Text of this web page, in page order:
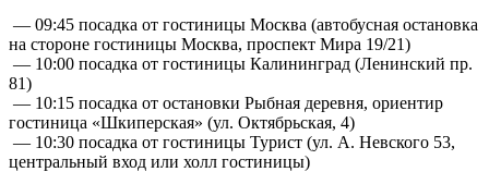
— 09:45 посадка от гостиницы Москва (автобусная остановка
на стороне гостиницы Москва, проспект Мира 19/21)
— 10:00 посадка от гостиницы Калининград (Ленинский пр.
81)
— 10:15 посадка от остановки Рыбная деревня, ориентир
гостиница «Шкиперская» (ул. Октябрьская, 4)
— 10:30 посадка от гостиницы Турист (ул. А. Невского 53,
центральный вход или холл гостиницы)